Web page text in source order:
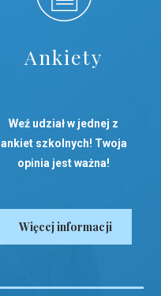
Ankiety
Weź udział w jednej z
ankiet szkolnych! Twoja
opinia jest ważna!
Więcej informacji